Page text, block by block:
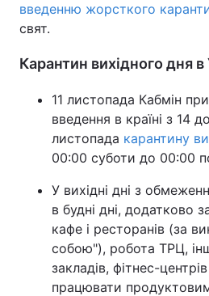
введенню жорсткого
свят.
Карантин вихідного дня в
11 листопада Кабмін
введення в країні з 14
листопада карантину
00:00 суботи до 00:00
У вихідні дні з
в будні дні, додатково
кафе і ресторанів (за
собою"), робота ТРЦ,
закладів, фітнес-
працювати